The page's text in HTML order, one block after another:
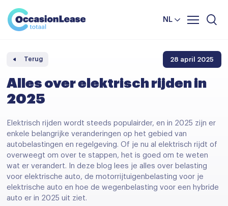
NL
Leasevoorwaarden
Veelgestelde vragen
Nieuws en tips
Over ons
Vergelijker
Terug 28 april 2025
Alles over elektrisch rijden in
2025
Elektrisch rijden wordt steeds populairder, en in 2025 zijn er
enkele belangrijke veranderingen op het gebied van
autobelastingen en regelgeving. Of je nu al elektrisch rijdt of
overweegt om over te stappen, het is goed om te weten
wat er verandert. In deze blog lees je alles over belasting
voor elektrische auto, de motorrijtuigenbelasting voor je
elektrische auto en hoe de wegenbelasting voor een hybride
auto er in 2025 uit ziet.